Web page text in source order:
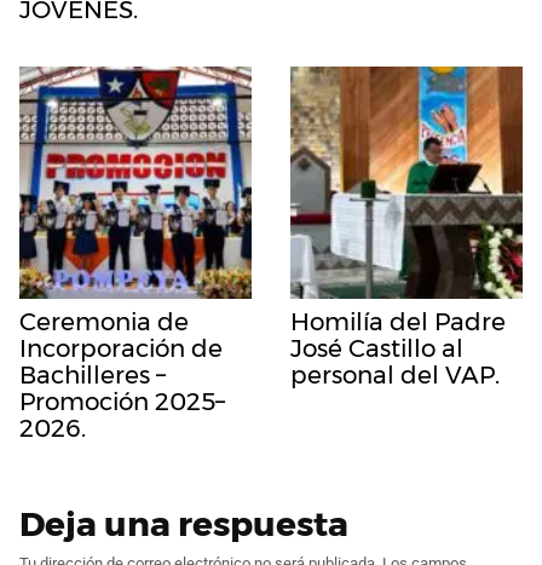
JÓVENES.
Ceremonia de
Incorporación de
Bachilleres –
Promoción 2025–
2026.
Homilía del Padre
José Castillo al
personal del VAP.
Deja una respuesta